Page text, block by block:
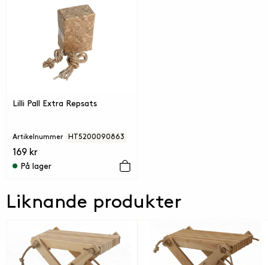
Lilli Pall Extra Repsats
Artikelnummer HT5200090863
169 kr
På lager
Liknande produkter